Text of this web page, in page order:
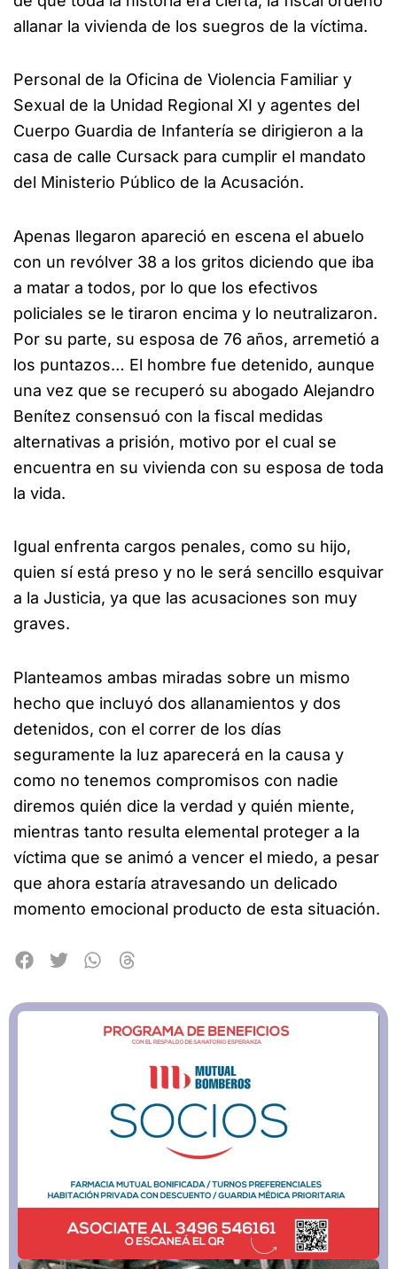
allanar la vivienda de los suegros de la víctima.
Personal de la Oficina de Violencia Familiar y
Sexual de la Unidad Regional XI y agentes del
Cuerpo Guardia de Infantería se dirigieron a la
casa de calle Cursack para cumplir el mandato
del Ministerio Público de la Acusación.
Apenas llegaron apareció en escena el abuelo
con un revólver 38 a los gritos diciendo que iba
a matar a todos, por lo que los efectivos
policiales se le tiraron encima y lo neutralizaron.
Por su parte, su esposa de 76 años, arremetió a
los puntazos… El hombre fue detenido, aunque
una vez que se recuperó su abogado Alejandro
Benítez consensuó con la fiscal medidas
alternativas a prisión, motivo por el cual se
encuentra en su vivienda con su esposa de toda
la vida.
Igual enfrenta cargos penales, como su hijo,
quien sí está preso y no le será sencillo esquivar
a la Justicia, ya que las acusaciones son muy
graves.
Planteamos ambas miradas sobre un mismo
hecho que incluyó dos allanamientos y dos
detenidos, con el correr de los días
seguramente la luz aparecerá en la causa y
como no tenemos compromisos con nadie
diremos quién dice la verdad y quién miente,
mientras tanto resulta elemental proteger a la
víctima que se animó a vencer el miedo, a pesar
que ahora estaría atravesando un delicado
momento emocional producto de esta situación.